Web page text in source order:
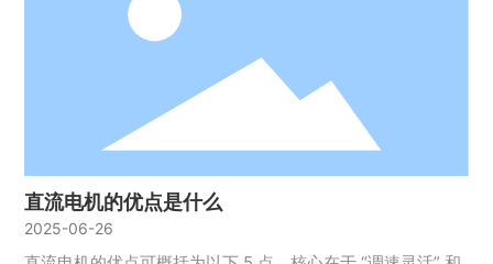
辆：叉车、挖掘机的液压泵电机，适应重载启动。 3. 家电与
消费电子 高端家电：吸尘器（无刷直流电机）、滚筒洗衣机
的驱动电机，追求静音和效率。 小型设备：电动工具（电
钻、电锯）、玩具车的电机，控制简单且成本低。 4. 航空航
天与国防 飞机辅助系统：起落架收放、襟翼驱动电机，需高
可靠性。 军用设备：坦克炮塔旋转、导弹发射装置的驱动电
器：伺服电机（直流无刷）用于机器人关节、自动化实验设
备。 核心应用场景特点： 需要精准调速（如机床、伺服系
统）； 依赖大启动扭矩（如起重设备、电动车）； 对可靠性
直流电机的优点是什么
2025-06-26